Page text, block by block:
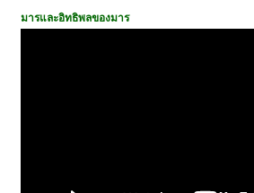
มารและอิทธิพลของมาร